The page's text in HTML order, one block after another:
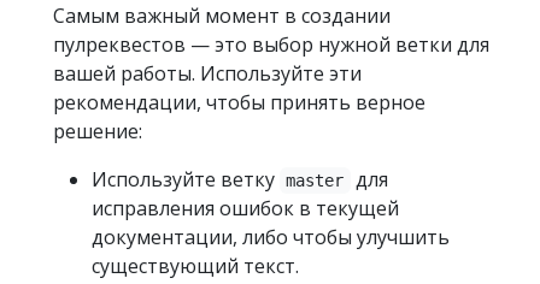
Самым важный момент в создании
пулреквестов — это выбор нужной ветки для
вашей работы. Используйте эти
рекомендации, чтобы принять верное
решение:
Используйте ветку master
для
исправления ошибок в текущей
документации, либо чтобы улучшить
существующий текст.